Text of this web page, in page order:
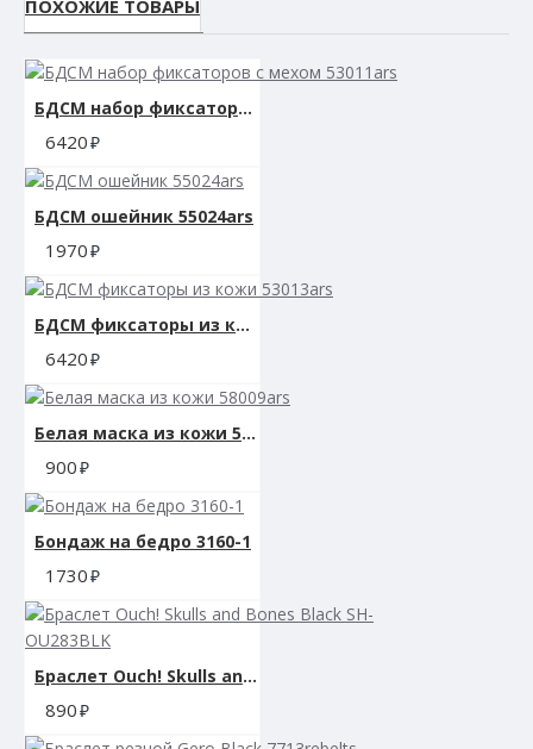
ПОХОЖИЕ ТОВАРЫ
БДСМ набор фиксаторов с мехом 53011ars
6420
БДСМ ошейник 55024ars
1970
БДСМ фиксаторы из кожи 53013ars
6420
Белая маска из кожи 58009ars
900
Бондаж на бедро 3160-1
1730
Браслет Ouch! Skulls and Bones Black SH-OU283BLK
890